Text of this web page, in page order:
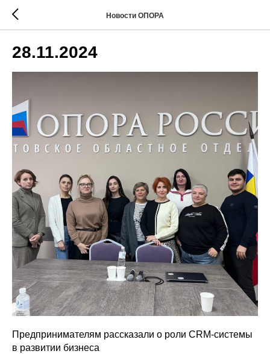
Новости ОПОРА
28.11.2024
Предпринимателям рассказали о роли CRM-системы
в развитии бизнеса